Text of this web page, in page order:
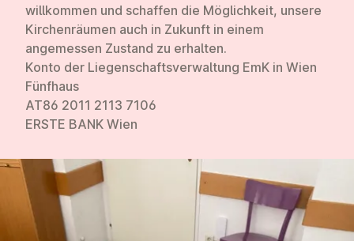
willkommen und schaffen die Möglichkeit, unsere
Kirchenräumen auch in Zukunft in einem
angemessen Zustand zu erhalten.
Konto der Liegenschaftsverwaltung EmK in Wien
Fünfhaus
AT86 2011 2113 7106
ERSTE BANK Wien